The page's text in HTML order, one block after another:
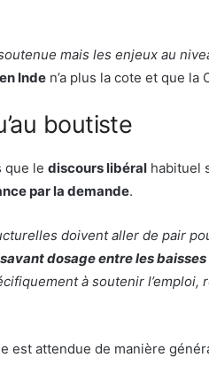
mais les enjeux au
Inde n’a plus la cote et que
boutiste
que le discours libéral habituel
par la demande.
doivent aller de pair
dosage entre les
à soutenir
est attendue de manière